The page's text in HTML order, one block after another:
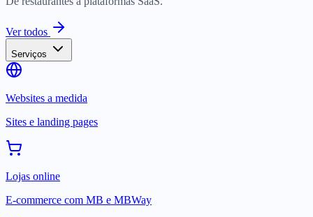
Ver todos
Serviços
Websites a medida
Sites e landing pages
Lojas online
E-commerce com MB e MBWay